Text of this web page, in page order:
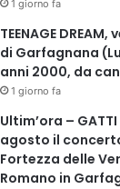
1 giorno fa
TEENAGE
di Garfagnana
anni 2000, da
1 giorno fa
Ultim’ora –
agosto il
Fortezza delle
Romano in